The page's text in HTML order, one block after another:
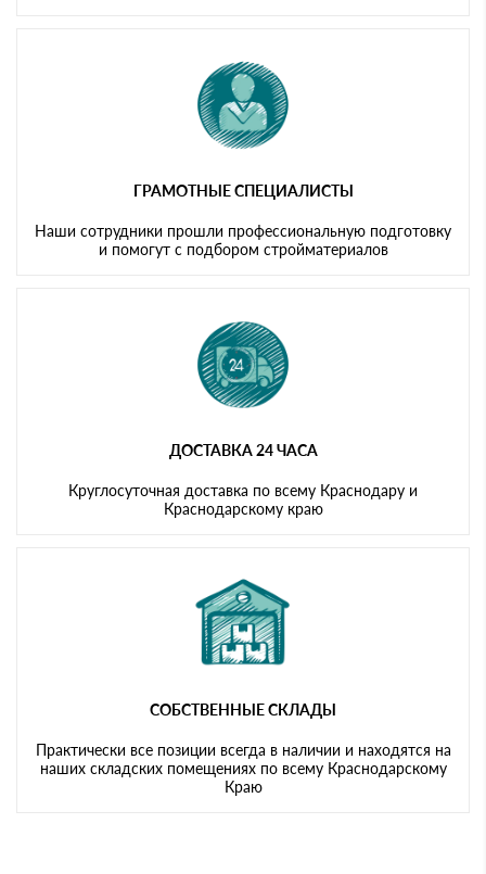
ГРАМОТНЫЕ СПЕЦИАЛИСТЫ
Наши сотрудники прошли профессиональную подготовку
и помогут с подбором стройматериалов
ДОСТАВКА 24 ЧАСА
Круглосуточная доставка по всему Краснодару и
Краснодарскому краю
СОБСТВЕННЫЕ СКЛАДЫ
Практически все позиции всегда в наличии и находятся на
наших складских помещениях по всему Краснодарскому
Краю